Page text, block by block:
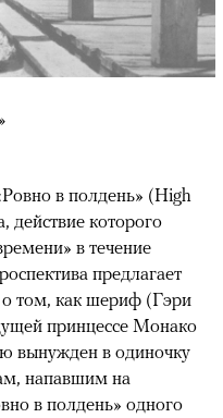
в полдень» (High
которого
в течение
предлагает
о том, как шериф (Гэри
принцессе Монако
вынужден в одиночку
напавшим на
в полдень» одного